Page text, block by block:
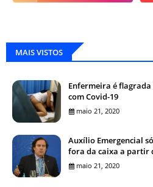
MAIS VISTOS
Enfermeira é
com Covid-19
maio 21, 2020
Auxílio Emergencial
fora da caixa a partir
maio 21, 2020